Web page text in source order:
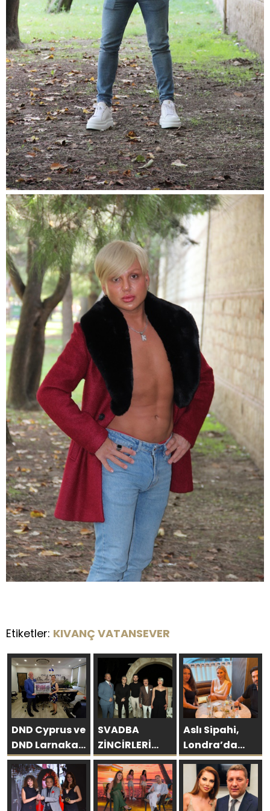
Etiketler: KIVANÇ VATANSEVER
DND Cyprus ve
DND Larnaka
Gençler Birliği,
Başarılı
Sezonun
Ardından
SVADBA
ZİNCİRLERİ
SAHİBİ SEMİH
HOT
YAŞGÜNÜNÜ
SANAT VE
Aslı Sipahi,
Londra’da
Dostlarıyla
Hasret
Giderdi